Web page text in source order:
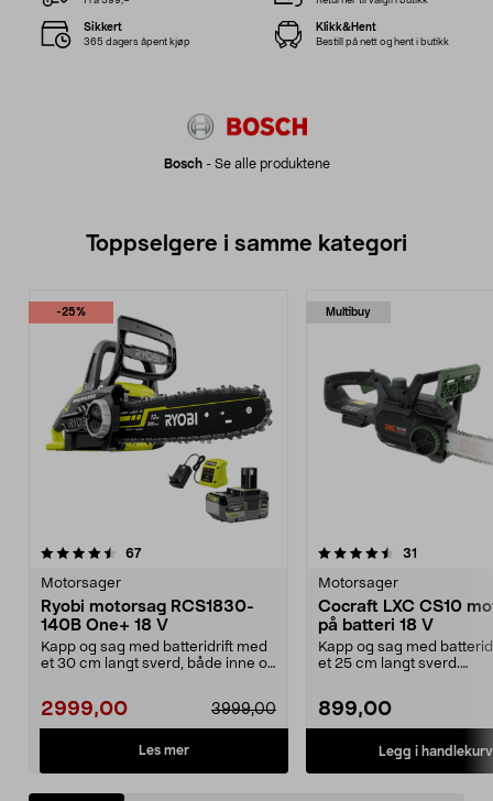
Bosch- Se alle produktene
Sikkert
365 dagers åpent kjøp
Klikk&Hent
Bestill på nett og hent i butikk
Toppselgere i samme kategori
-25%
67anmeldelser
Motorsager
Ryobi motorsag RCS1830-
140B One+ 18 V
Kapp og sag med batteridrift med
et 30 cm langt sverd, både inne og
2999,00 3999,00
Les mer
Multibuy
4.5 av 5 stjerner 31
Motorsager
Cocraft LXC CS10
på batteri 18 V
Kapp og sag med
et 25 cm langt sverd.
899,00
Legg i handlekurv
4.5 av 5 stjerner